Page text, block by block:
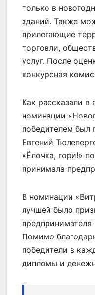
только в
зданий. Также
прилегающие
торговли,
услуг. После
конкурсная
Как рассказали в
номинации
победителем был
Евгений
«Ёлочка, гори!»
принимала
В номинации
лучшей было
Помимо
победители в
дипломы и